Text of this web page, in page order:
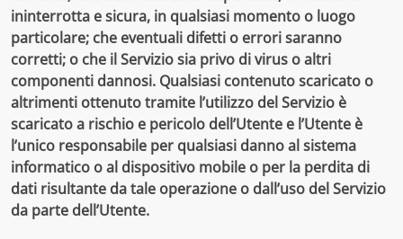
ininterrotta e sicura, in qualsiasi momento o luogo
particolare; che eventuali difetti o errori saranno
corretti; o che il Servizio sia privo di virus o altri
componenti dannosi. Qualsiasi contenuto scaricato o
altrimenti ottenuto tramite l’utilizzo del Servizio è
scaricato a rischio e pericolo dell’Utente e l’Utente è
l’unico responsabile per qualsiasi danno al sistema
informatico o al dispositivo mobile o per la perdita di
dati risultante da tale operazione o dall’uso del Servizio
da parte dell’Utente.